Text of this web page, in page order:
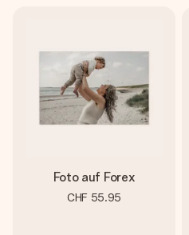
Foto auf Forex
CHF 55.95